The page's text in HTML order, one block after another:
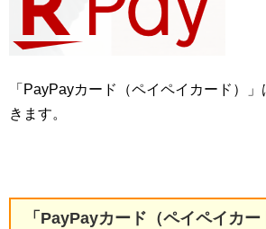
「PayPayカード（ペイペイカード）
きます。
「PayPayカード（ペイペイカ